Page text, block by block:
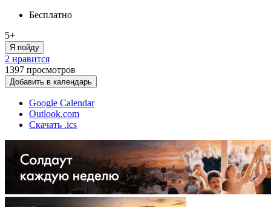
Бесплатно
5+
Я пойду
2 нравится
1397 просмотров
Добавить в календарь
Google Calendar
Outlook.com
Скачать .ics